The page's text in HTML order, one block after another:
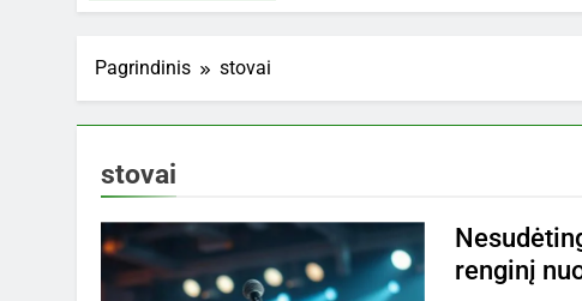
Pagrindinis stovai
stovai
renginį